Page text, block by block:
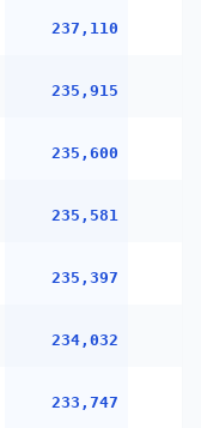
237,110
235,915
235,600
235,581
235,397
234,032
233,747